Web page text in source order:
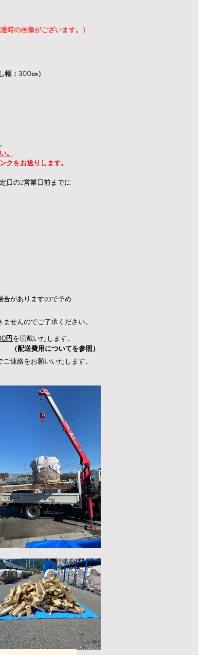
時の画像がございます。）
：300㎝）
。
をお送りします。
日の2営業日前までに
合がありますので予め
せんのでご了承ください。
円を頂戴いたします。
（配送費用についてを参照）
連絡をお願いいたします。